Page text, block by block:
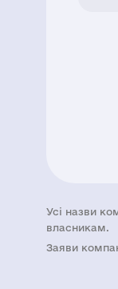
Усі назви
власникам.
Заяви